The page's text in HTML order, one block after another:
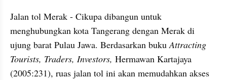
Jalan tol Merak - Cikupa dibangun untuk
menghubungkan kota Tangerang dengan Merak di
ujung barat Pulau Jawa. Berdasarkan buku Attracting
Tourists, Traders, Investors, Hermawan Kartajaya
(2005:231), ruas jalan tol ini akan memudahkan akses